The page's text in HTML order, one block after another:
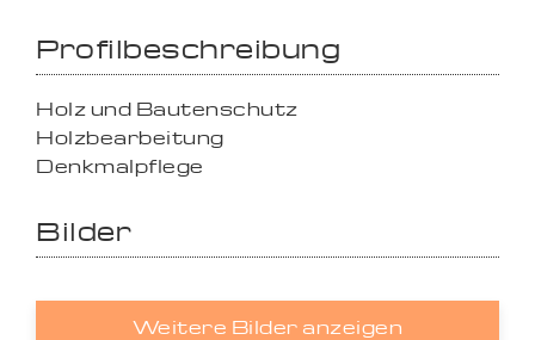
Profilbeschreibung
Holz und Bautenschutz
Holzbearbeitung
Denkmalpflege
Bilder
Weitere Bilder anzeigen